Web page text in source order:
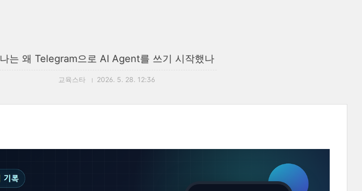
나는 왜 Telegram으로 AI Agent를 쓰기 시작했나
교육스타 2026. 5. 28. 12:36